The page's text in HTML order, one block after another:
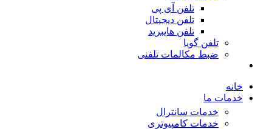
تلفن آی پی
تلفن دیجیتال
تلفن هایبرید
تلفن گویا
ضبط مکالمات تلفنی
خانه
خدمات ما
خدمات سانترال
خدمات کامپیوتری